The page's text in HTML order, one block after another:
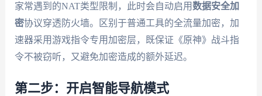
家常遇到的NAT类型限制，此时会自动启用数据安全加
密协议穿透防火墙。区别于普通工具的全流量加密，加
速器采用游戏指令专用加密层，既保证《原神》战斗指
令不被窃听，又避免加密造成的额外延迟。
第二步：开启智能导航模式